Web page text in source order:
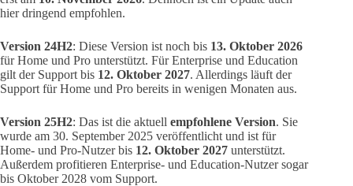
hier dringend empfohlen.
Version 24H2: Diese Version ist noch bis 13. Oktober 2026
für Home und Pro unterstützt. Für Enterprise und Education
gilt der Support bis 12. Oktober 2027. Allerdings läuft der
Support für Home und Pro bereits in wenigen Monaten aus.
Version 25H2: Das ist die aktuell empfohlene Version. Sie
wurde am 30. September 2025 veröffentlicht und ist für
Home- und Pro-Nutzer bis 12. Oktober 2027 unterstützt.
Außerdem profitieren Enterprise- und Education-Nutzer sogar
bis Oktober 2028 vom Support.